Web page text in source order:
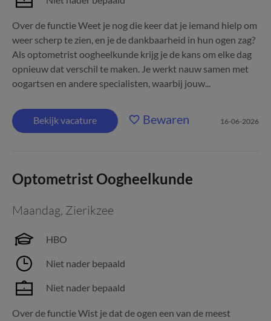
Over de functie Weet je nog die keer dat je iemand hielp om
weer scherp te zien, en je de dankbaarheid in hun ogen zag?
Als optometrist oogheelkunde krijg je de kans om elke dag
opnieuw dat verschil te maken. Je werkt nauw samen met
oogartsen en andere specialisten, waarbij jouw...
Bekijk vacature Bewaren 16-06-2026
Optometrist Oogheelkunde
Maandag, Zierikzee
HBO
Niet nader bepaald
Niet nader bepaald
Over de functie Wist je dat de ogen een van de meest